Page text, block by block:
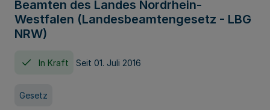
Beamten des Landes Nordrhein-
Westfalen (Landesbeamtengesetz - LBG
NRW)
In Kraft Seit 01. Juli 2016
Gesetz